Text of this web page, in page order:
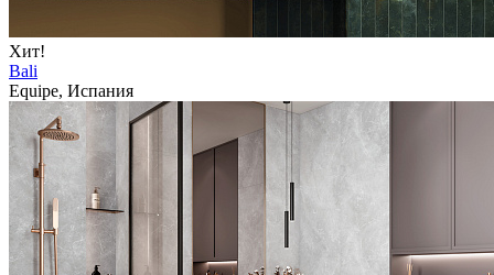
Хит!
Bali
Equipe, Испания